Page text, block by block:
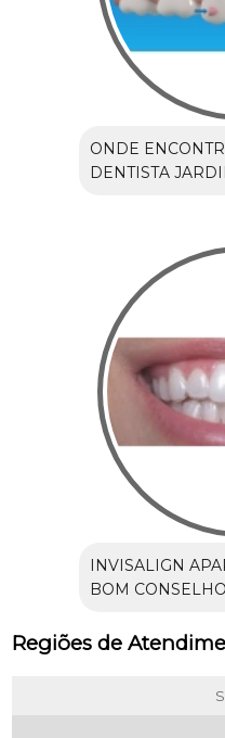
ONDE
DENTISTA
INVISALIGN
BOM CONSELHO
Regiões de